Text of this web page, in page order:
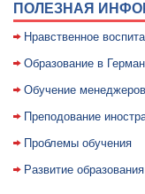
ПОЛЕЗНАЯ
Нравственное
Образование в
Обучение менеджеров
Преподование
Проблемы обучения
Развитие